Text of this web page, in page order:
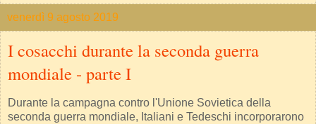
venerdì 9 agosto 2019
I cosacchi durante la seconda guerra
mondiale - parte I
Durante la campagna contro l'Unione Sovietica della
seconda guerra mondiale, Italiani e Tedeschi incorporarono